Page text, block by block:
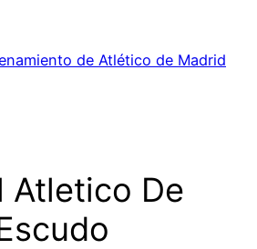
de Atlético de Madrid
Atletico De